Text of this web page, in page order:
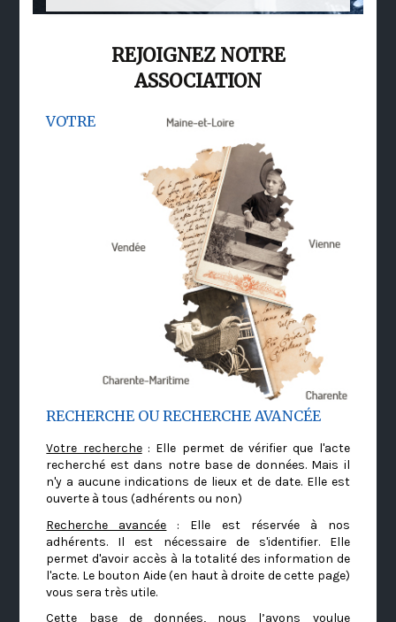
REJOIGNEZ NOTRE
ASSOCIATION
VOTRE
RECHERCHE OU RECHERCHE AVANCÉE
Votre recherche: Elle permet de vérifier que l'acte
recherché est dans notre base de données. Mais il
n'y a aucune indications de lieux et de date. Elle est
ouverte à tous (adhérents ou non)
Recherche avancée : Elle est réservée à nos
adhérents. Il est nécessaire de s'identifier. Elle
permet d'avoir accès à la totalité des information de
l'acte. Le bouton Aide (en haut à droite de cette page)
vous sera très utile.
Cette base de données, nous l’avons voulue